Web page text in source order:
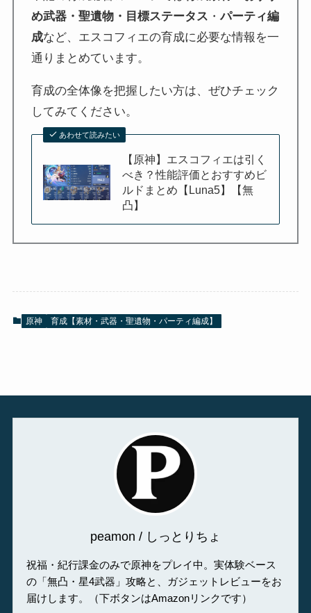
め武器・聖遺物・目標ステータス ・パーティ編
成など、エスコフィエの育成に必要な情報を一
通りまとめています。
育成の全体像を把握したい方は、ぜひチェック
してみてください。
あわせて読みたい
【原神】エスコフィエは引く
べき？性能評価とおすすめビ
ルドまとめ【Luna5】【無
凸】
原神 育成【素材・武器・聖遺物・パーティ編成】
peamon / しっとりちょ
祝福・紀行課金のみで原神をプレイ中。実体験ベース
の「無凸・星4武器」攻略と、ガジェットレビューをお
届けします。（下ボタンはAmazonリンクです）